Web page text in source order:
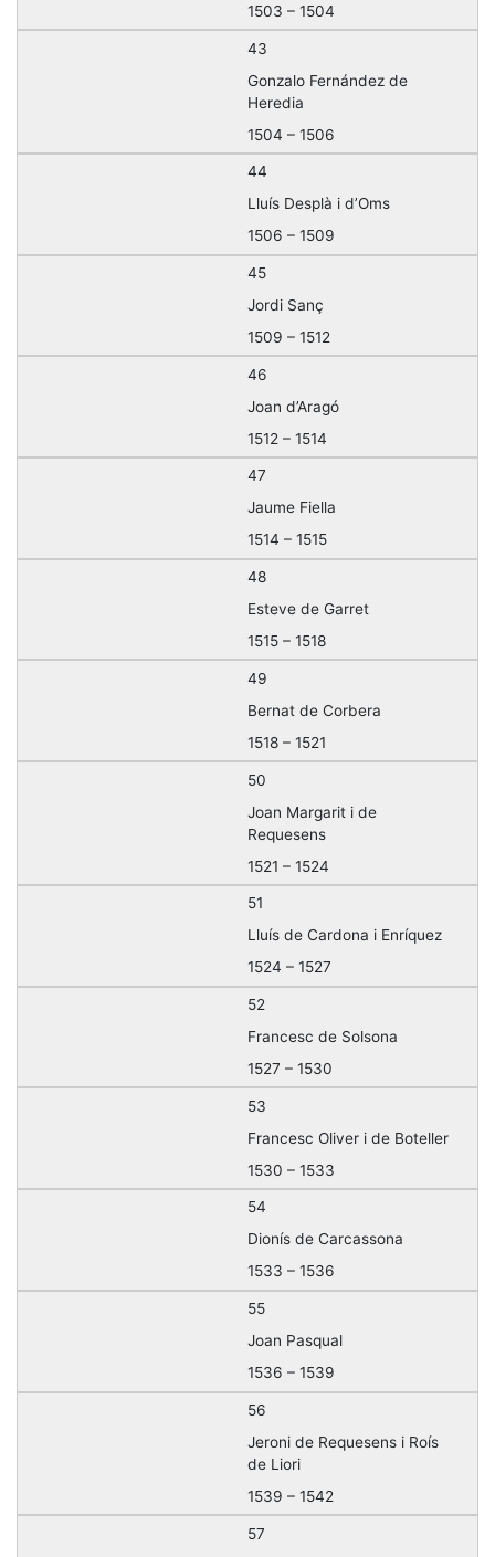
1503 – 1504
43
Gonzalo Fernández de
Heredia
1504 – 1506
44
Lluís Desplà i d’Oms
1506 – 1509
45
Jordi Sanç
1509 – 1512
46
Joan d’Aragó
1512 – 1514
47
Jaume Fiella
1514 – 1515
48
Esteve de Garret
1515 – 1518
49
Bernat de Corbera
1518 – 1521
50
Joan Margarit i de
Requesens
1521 – 1524
51
Lluís de Cardona i Enríquez
1524 – 1527
52
Francesc de Solsona
1527 – 1530
53
Francesc Oliver i de Boteller
1530 – 1533
54
Dionís de Carcassona
1533 – 1536
55
Joan Pasqual
1536 – 1539
56
Jeroni de Requesens i Roís
de Liori
1539 – 1542
57